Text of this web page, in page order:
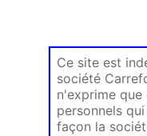
Ce site est
société
n'exprime
personnels
façon la